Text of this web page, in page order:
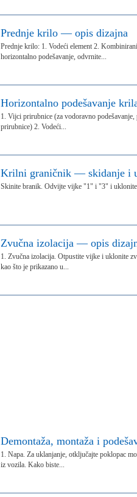
Prednje krilo — opis dizajna
Prednje krilo: 1. Vodeći element 2.
horizontalno podešavanje, odvrnite...
Horizontalno podešavanje
1. Vijci prirubnice (za vodoravno
prirubnice) 2. Vodeći...
Krilni graničnik — skidanje i
Skinite branik. Odvijte vijke "1" i "3" i
Zvučna izolacija — opis
1. Zvučna izolacija. Otpustite vijke i uklonite
kao što je prikazano u...
Demontaža, montaža i
1. Napa. Za uklanjanje, otključajte poklopac
iz vozila. Kako biste...